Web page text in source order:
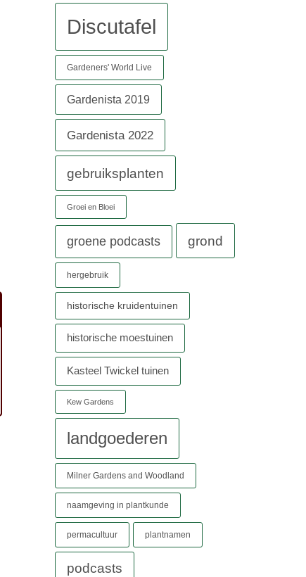
Discutafel
Gardeners' World Live
Gardenista 2019
Gardenista 2022
gebruiksplanten
Groei en Bloei
groene podcasts grond
hergebruik
historische kruidentuinen
historische moestuinen
Kasteel Twickel tuinen
Kew Gardens
landgoederen
Milner Gardens and Woodland
naamgeving in plantkunde
permacultuur plantnamen
podcasts